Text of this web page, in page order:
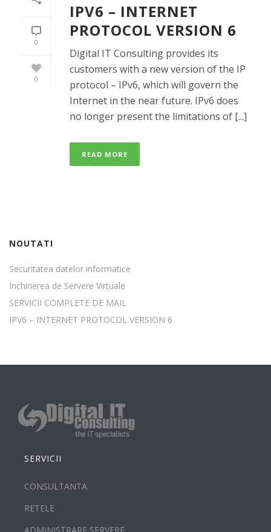
0
0
IPV6 – INTERNET
PROTOCOL VERSION 6
Digital IT Consulting provides its
customers with a new version of the IP
protocol – IPv6, which will govern the
Internet in the near future. IPv6 does
no longer present the limitations of [...]
READ MORE
NOUTATI
Securitatea datelor informatice
Inchirierea de Servere Virtuale
SERVICII COMPLETE DE MAIL
IPV6 – INTERNET PROTOCOL VERSION 6
SERVICII
CONSULTANTA
RETELE